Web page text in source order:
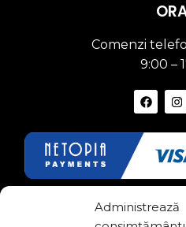
Administrează
Comenzi
9:00 –
Link-uri